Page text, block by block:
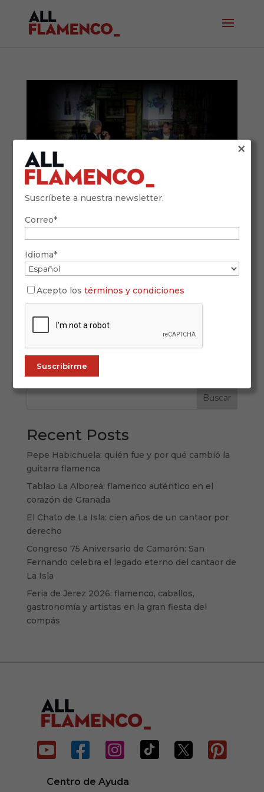
Guía para no expertos: cómo reconocer los
principales palos flamencos (con ejemplos
y comparaciones)
25 de enero de 2026
El corazón del flamenco: entender sus palos
tiene su carácter, su historia, su estructura y su
abrir una puerta al mundo...
Buscar
Recent Posts
Pepe Habichuela: quién fue y por qué cambió la
guitarra flamenca
Tablao La Alboreá: flamenco auténtico en el
corazón de Granada
El Chato de La Isla: cien años de un cantaor por
derecho
Congreso 75 Aniversario de Camarón: San
Fernando celebra el legado eterno del cantaor de
La Isla
Feria de Jerez 2026: flamenco, caballos,
gastronomía y artistas en la gran fiesta del
compás
     
Centro de Ayuda
Suscríbete a nuestra newsletter.
Correo*
Idioma*
Acepto lostérminos y condiciones
×